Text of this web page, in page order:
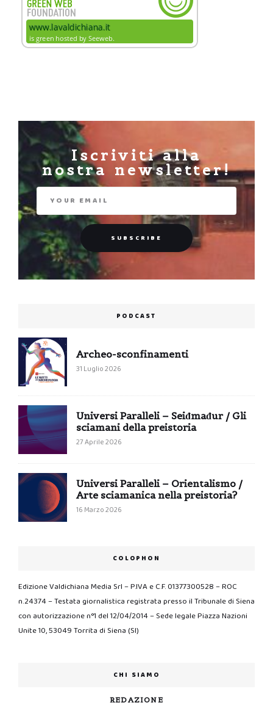
Iscriviti alla
nostra newsletter!
PODCAST
Archeo-sconfinamenti
31 Luglio 2026
Universi Paralleli – Seiđmađur / Gli
sciamani della preistoria
27 Aprile 2026
Universi Paralleli – Orientalismo /
Arte sciamanica nella preistoria?
16 Marzo 2026
COLOPHON
Edizione Valdichiana Media Srl – P.IVA e C.F. 01377300528 – ROC
n.24374 – Testata giornalistica registrata presso il Tribunale di Siena
con autorizzazione n°1 del 12/04/2014 – Sede legale Piazza Nazioni
Unite 10, 53049 Torrita di Siena (SI)
CHI SIAMO
REDAZIONE